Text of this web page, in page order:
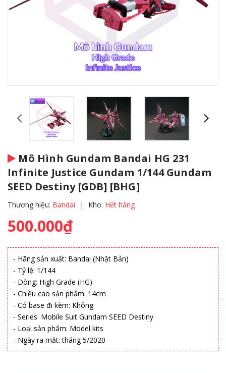
Mô Hình Gundam Bandai HG 231
Infinite Justice Gundam 1/144 Gundam
SEED Destiny [GDB] [BHG]
Thương hiệu: Bandai | Kho: Hết hàng
500.000₫
- Hãng sản xuất: Bandai (Nhật Bản)
- Tỷ lệ: 1/144
- Dòng: High Grade (HG)
- Chiều cao sản phẩm: 14cm
- Có base đi kèm: Không
- Series: Mobile Suit Gundam SEED Destiny
- Loại sản phẩm: Model kits
- Ngày ra mắt: tháng 5/2020